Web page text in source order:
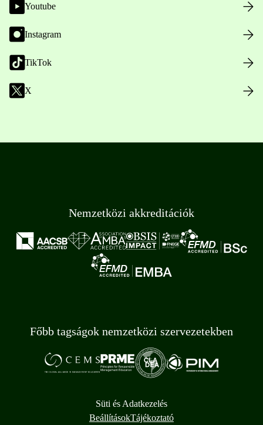
Youtube
Instagram
TikTok
X
Nemzetközi akkreditációk
Főbb tagságok nemzetközi szervezetekben
Süti és Adatkezelés
BeállításokTájékoztató